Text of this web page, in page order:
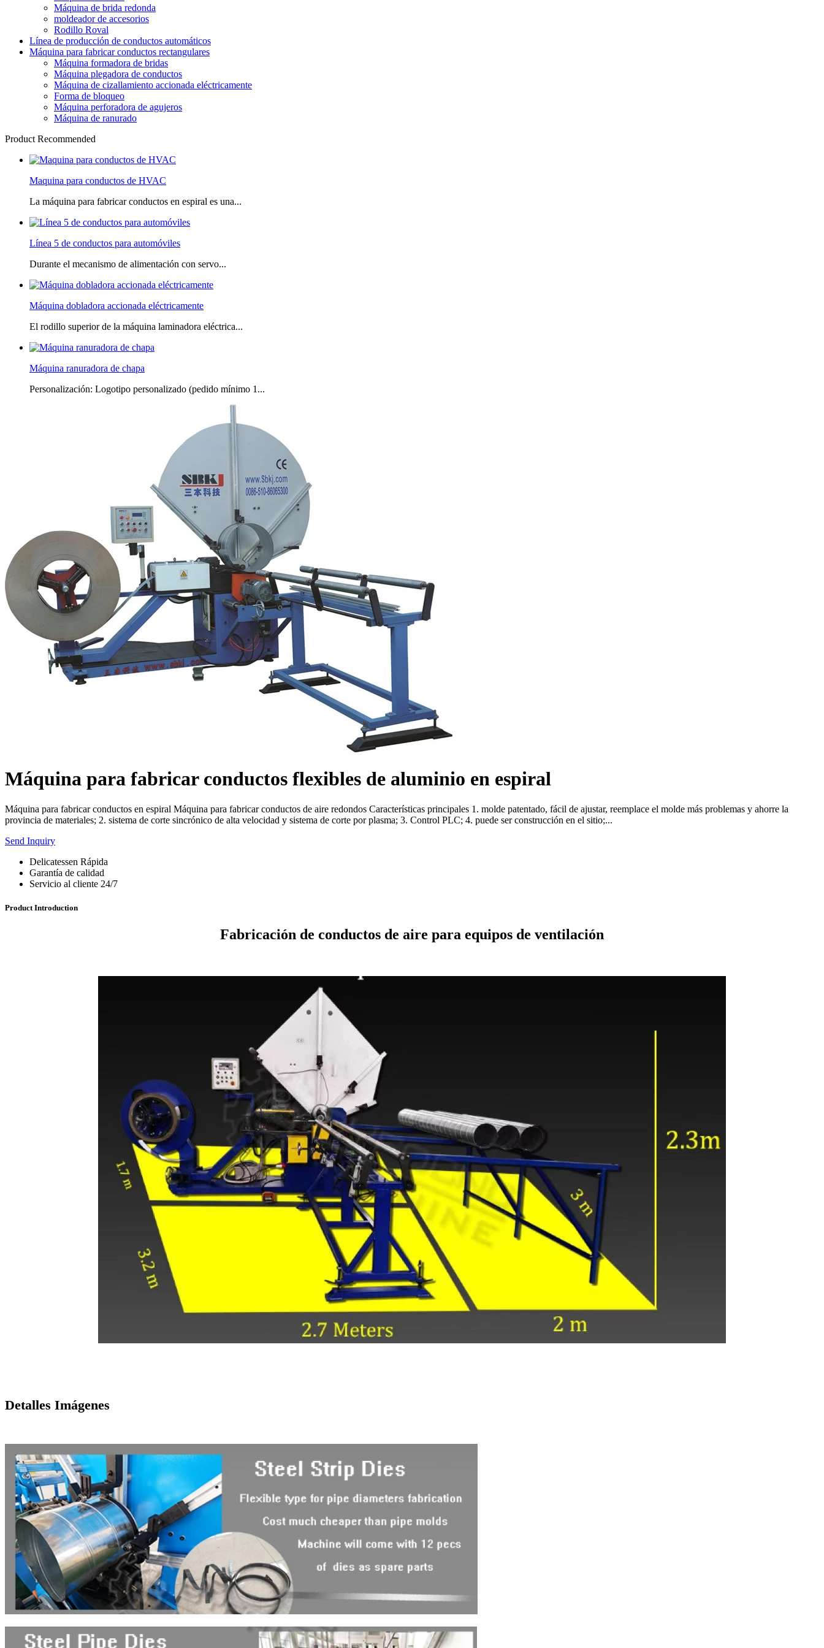
Máquina de brida redonda
moldeador de accesorios
Rodillo Roval
Línea de producción de conductos automáticos
Máquina para fabricar conductos rectangulares
Máquina formadora de bridas
Máquina plegadora de conductos
Máquina de cizallamiento accionada eléctricamente
Forma de bloqueo
Máquina perforadora de agujeros
Máquina de ranurado
Product Recommended
Maquina para conductos de HVAC
La máquina para fabricar conductos en espiral es una...
Línea 5 de conductos para automóviles
Durante el mecanismo de alimentación con servo...
Máquina dobladora accionada eléctricamente
El rodillo superior de la máquina laminadora eléctrica...
Máquina ranuradora de chapa
Personalización: Logotipo personalizado (pedido mínimo 1...
Máquina para fabricar conductos flexibles de aluminio en espiral
Máquina para fabricar conductos en espiral Máquina para fabricar conductos de aire redondos Características principales 1. molde patentado, fácil de ajustar, reemplace el molde más problemas y ahorre la
provincia de materiales; 2. sistema de corte sincrónico de alta velocidad y sistema de corte por plasma; 3. Control PLC; 4. puede ser construcción en el sitio;...
Send Inquiry
Delicatessen Rápida
Garantía de calidad
Servicio al cliente 24/7
Product Introduction
Fabricación de conductos de aire para equipos de ventilación
Detalles Imágenes